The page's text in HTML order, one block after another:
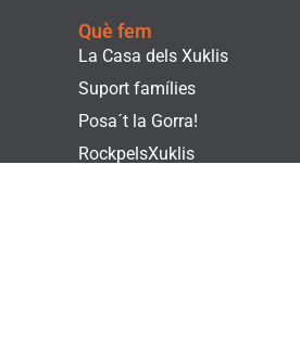
Què fem
La Casa dels Xuklis
Suport famílies
Posa´t la Gorra!
RockpelsXuklis